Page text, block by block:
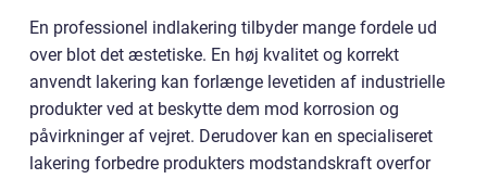
En professionel indlakering tilbyder mange fordele ud
over blot det æstetiske. En høj kvalitet og korrekt
anvendt lakering kan forlænge levetiden af industrielle
produkter ved at beskytte dem mod korrosion og
påvirkninger af vejret. Derudover kan en specialiseret
lakering forbedre produkters modstandskraft overfor